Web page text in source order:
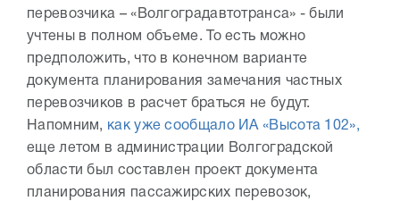
перевозчика – «Волгоградавтотранса» - были
учтены в полном объеме. То есть можно
предположить, что в конечном варианте
документа планирования замечания частных
перевозчиков в расчет браться не будут.
Напомним, как уже сообщало ИА «Высота 102»,
еще летом в администрации Волгоградской
области был составлен проект документа
планирования пассажирских перевозок,